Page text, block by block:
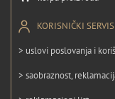
KORISNIČKI SERVIS
> uslovi poslovanja i
> saobraznost,